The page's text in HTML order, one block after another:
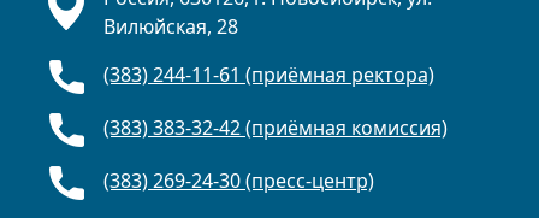
Вилюйская, 28
(383) 244-11-61 (приёмная ректора)
(383) 383-32-42 (приёмная комиссия)
(383) 269-24-30 (пресс-центр)